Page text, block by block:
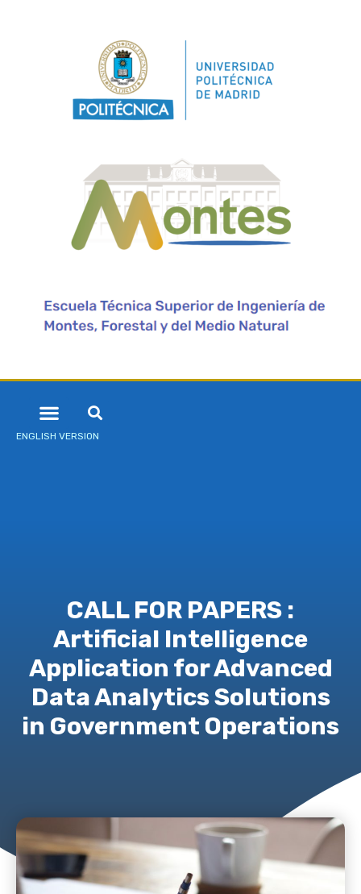
ENGLISH VERSION
CALL FOR PAPERS :
Artificial Intelligence
Application for Advanced
Data Analytics Solutions
in Government Operations